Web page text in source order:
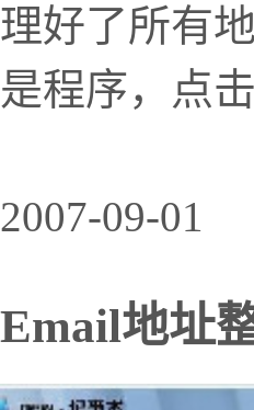
理好了所有
是程序，点
2007-09-01
Email地址